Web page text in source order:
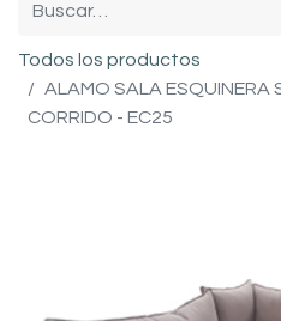
Todos los productos
ALAMO SALA ESQUINERA
CORRIDO - EC25